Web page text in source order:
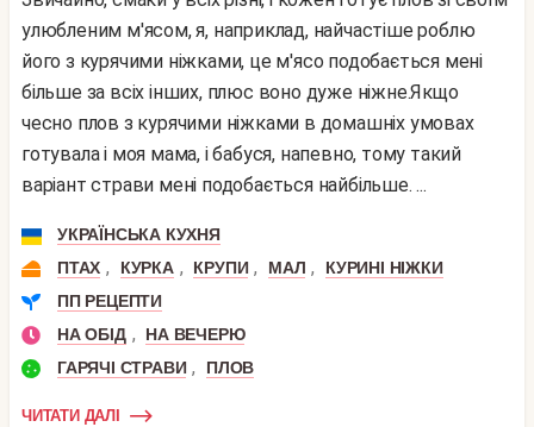
улюбленим м'ясом, я, наприклад, найчастіше роблю
його з курячими ніжками, це м'ясо подобається мені
більше за всіх інших, плюс воно дуже ніжне.Якщо
чесно плов з курячими ніжками в домашніх умовах
готувала і моя мама, і бабуся, напевно, тому такий
варіант страви мені подобається найбільше. ...
УКРАЇНСЬКА КУХНЯ
ПТАХ , КУРКА , КРУПИ , МАЛ ,
КУРИНІ НІЖКИ
ПП РЕЦЕПТИ
НА ОБІД ,
НА ВЕЧЕРЮ
ГАРЯЧІ СТРАВИ , ПЛОВ
ЧИТАТИ ДАЛІ